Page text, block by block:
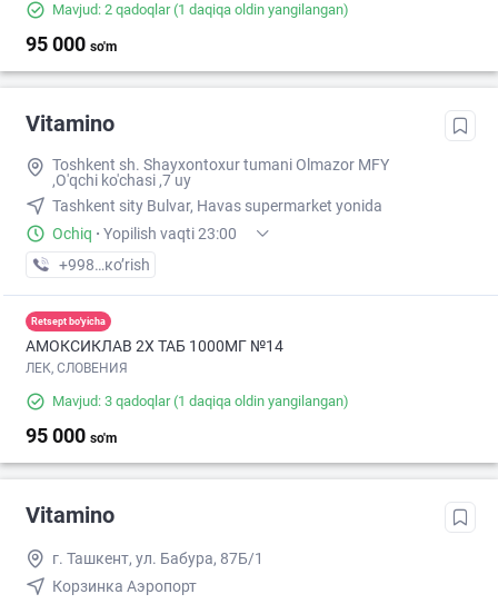
Mavjud: 2 qadoqlar(1 daqiqa oldin yangilangan)
95 000 so'm
Vitamino
Toshkent sh. Shayxontoxur tumani Olmazor MFY
,O'qchi ko'chasi ,7 uy
Tashkent sity Bulvar, Havas supermarket yonida
Ochiq · Yopilish vaqti 23:00
+998 (95) XXX-XX-XX
кo’rish
Retsept bo'yicha
АМОКСИКЛАВ 2Х ТАБ 1000МГ №14
ЛЕК, СЛОВЕНИЯ
Mavjud: 3 qadoqlar(1 daqiqa oldin yangilangan)
95 000 so'm
Vitamino
г. Ташкент, ул. Бабура, 87Б/1
Корзинка Аэропорт